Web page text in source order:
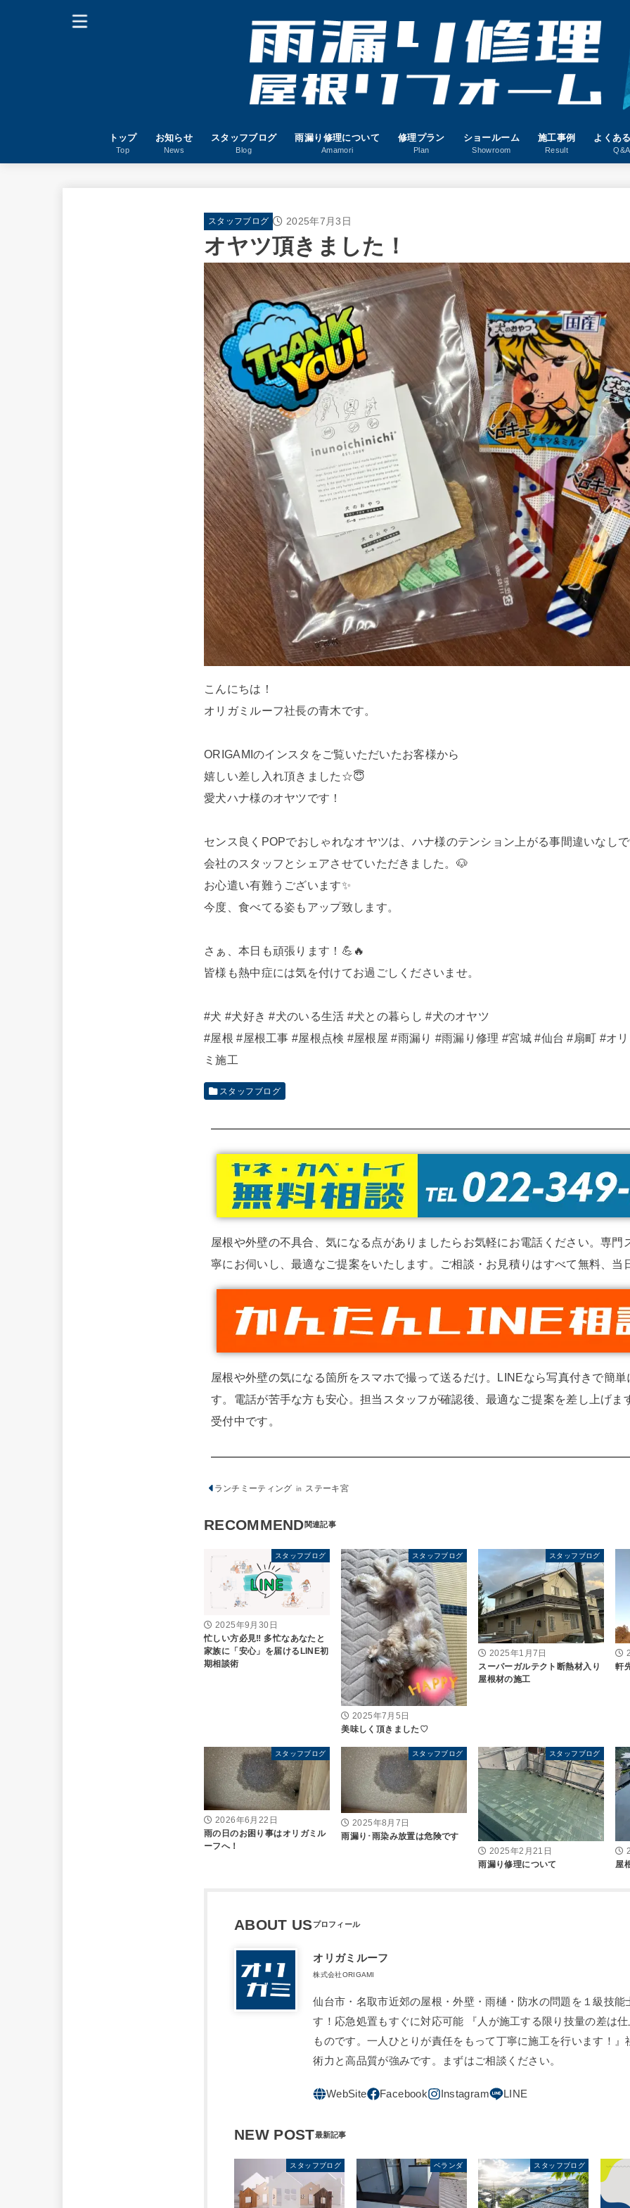
トップ
Top
お知らせ
News
スタッフブログ
Blog
雨漏り修理について
Amamori
修理プラン
Plan
ショールーム
Showroom
施工事例
Result
よくあ
Q&A
スタッフブログ 2025年7月3日
オヤツ頂きました！
こんにちは！
オリガミルーフ社長の青木です。
ORIGAMIのインスタをご覧いただいたお客様から
嬉しい差し入れ頂きました☆😇
愛犬ハナ様のオヤツです！
センス良くPOPでおしゃれなオヤツは、ハナ様のテンション上がる事間違いなし
会社のスタッフとシェアさせていただきました。🐶
お心遣い有難うございます✨
今度、食べてる姿もアップ致します。
さぁ、本日も頑張ります！💪🔥
皆様も熱中症には気を付けてお過ごしくださいませ。
#犬 #犬好き #犬のいる生活 #犬との暮らし #犬のオヤツ
#屋根 #屋根工事 #屋根点検 #屋根屋 #雨漏り #雨漏り修理 #宮城 #仙台 #扇町 #オ
ミ施工
スタッフブログ
屋根や外壁の不具合、気になる点がありましたらお気軽にお電話ください。専門
寧にお伺いし、最適なご提案をいたします。ご相談・お見積りはすべて無料、当
屋根や外壁の気になる箇所をスマホで撮って送るだけ。LINEなら写真付きで簡
す。電話が苦手な方も安心。担当スタッフが確認後、最適なご提案を差し上げま
受付中です。
ランチミーティング ㏌ ステーキ宮
RECOMMEND
スタッフブログ
2025年9月30日
忙しい方必見‼ 多忙なあなたと
家族に「安心」を届けるLINE初
期相談術
スタッフブログ
2025年7月5日
美味しく頂きました♡
スタッフブログ
2025年1月7日
スーパーガルテクト断熱材入り
屋根材の施工
軒
スタッフブログ
2026年6月22日
雨の日のお困り事はオリガミル
ーフへ！
スタッフブログ
2025年8月7日
雨漏り･雨染み放置は危険です
スタッフブログ
2025年2月21日
雨漏り修理について 屋
ABOUT US
オリガミルーフ
株式会社ORIGAMI
仙台市・名取市近郊の屋根・外壁・雨樋・防水の問題を１級技能
す！応急処置もすぐに対応可能 『人が施工する限り技量の差は
ものです。一人ひとりが責任をもって丁寧に施工を行います！』
術力と高品質が強みです。まずはご相談ください。
NEW POST
スタッフブログ ベランダ スタッフブログ